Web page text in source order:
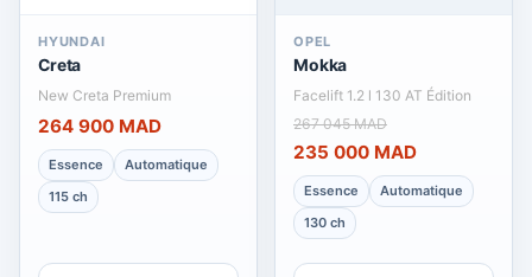
HYUNDAI
Creta
New Creta Premium
264 900 MAD
Essence
Automatique
115 ch
OPEL
Mokka
Facelift 1.2 l 130 AT Édition
267 045 MAD
235 000 MAD
Essence
Automatique
130 ch